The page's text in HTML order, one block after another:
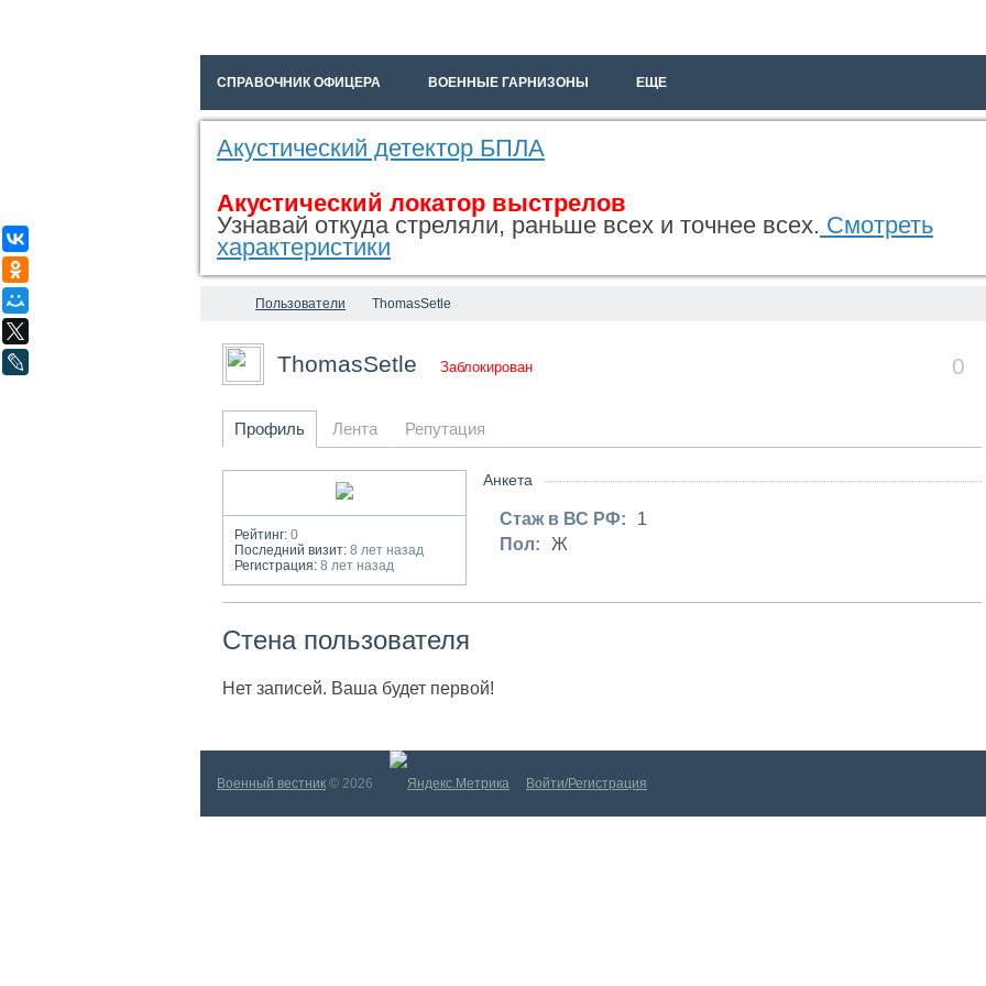
СПРАВОЧНИК ОФИЦЕРА ВОЕННЫЕ ГАРНИЗОНЫ ЕЩЕ
Акустический детектор БПЛА
Акустический локатор выстрелов
Узнавай откуда стреляли, раньше всех и точнее всех. Смотреть
характеристики
Пользователи ThomasSetle
0
ThomasSetle Заблокирован
Профиль Лента Репутация
Рейтинг: 0
Последний визит: 8 лет назад
Регистрация: 8 лет назад
Анкета
Стаж в ВС РФ:
1
Пол:
Ж
Стена пользователя
Нет записей. Ваша будет первой!
Военный вестник © 2026 Войти/Регистрация